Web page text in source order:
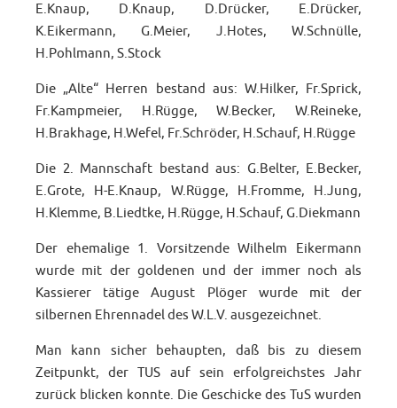
E.Knaup, D.Knaup, D.Drücker, E.Drücker,
K.Eikermann, G.Meier, J.Hotes, W.Schnülle,
H.Pohlmann, S.Stock
Die „Alte“ Herren bestand aus: W.Hilker, Fr.Sprick,
Fr.Kampmeier, H.Rügge, W.Becker, W.Reineke,
H.Brakhage, H.Wefel, Fr.Schröder, H.Schauf, H.Rügge
Die 2. Mannschaft bestand aus: G.Belter, E.Becker,
E.Grote, H-E.Knaup, W.Rügge, H.Fromme, H.Jung,
H.Klemme, B.Liedtke, H.Rügge, H.Schauf, G.Diekmann
Der ehemalige 1. Vorsitzende Wilhelm Eikermann
wurde mit der goldenen und der immer noch als
Kassierer tätige August Plöger wurde mit der
silbernen Ehrennadel des W.L.V. ausgezeichnet.
Man kann sicher behaupten, daß bis zu diesem
Zeitpunkt, der TUS auf sein erfolgreichstes Jahr
zurück blicken konnte. Die Geschicke des TuS wurden